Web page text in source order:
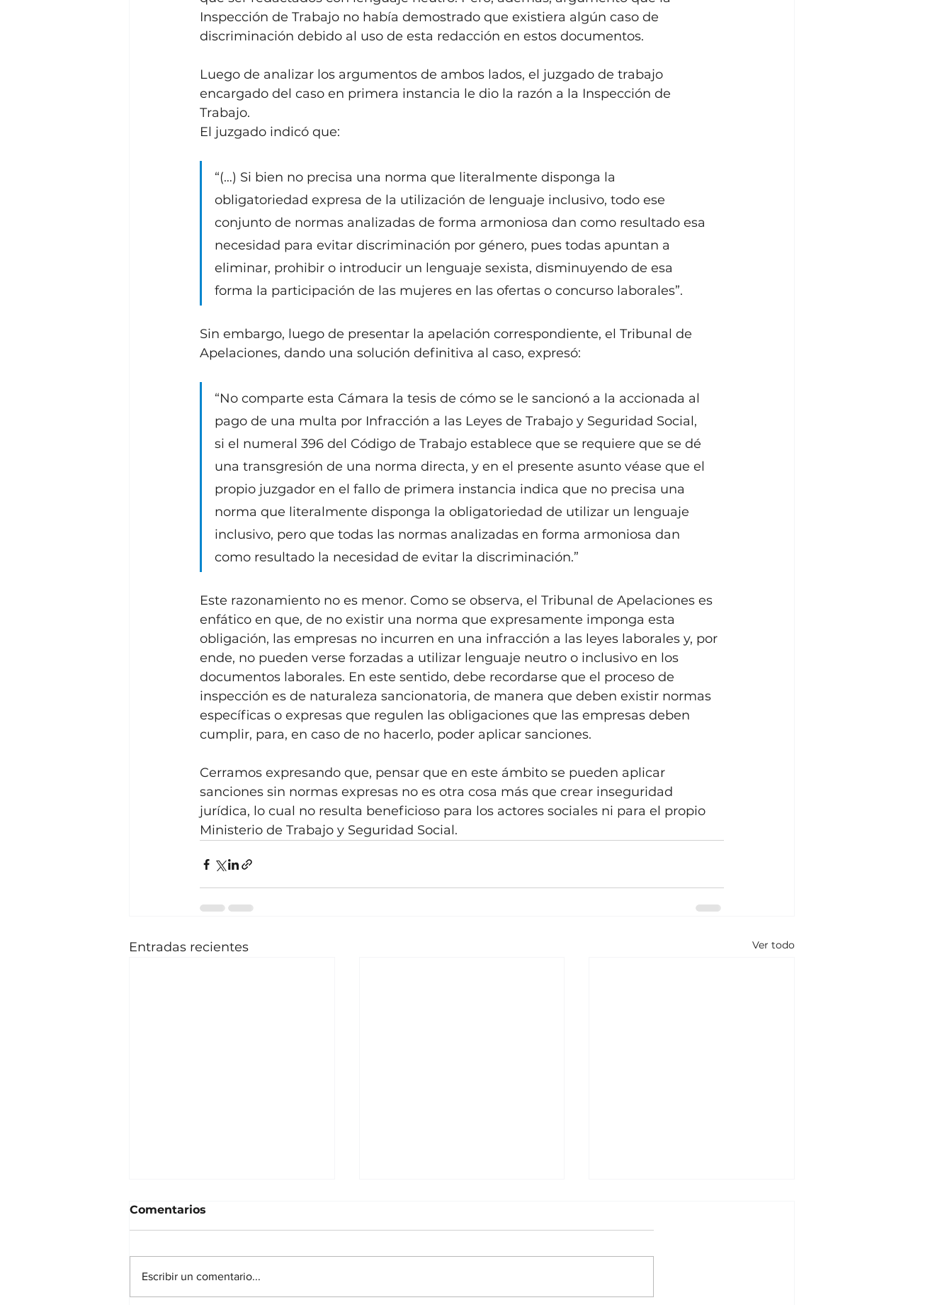
Inspección de Trabajo no había demostrado que existiera algún caso de
discriminación debido al uso de esta redacción en estos documentos.
Luego de analizar los argumentos de ambos lados, el juzgado de trabajo
encargado del caso en primera instancia le dio la razón a la Inspección de
Trabajo.
El juzgado indicó que:
“(…) Si bien no precisa una norma que literalmente disponga la
obligatoriedad expresa de la utilización de lenguaje inclusivo, todo ese
conjunto de normas analizadas de forma armoniosa dan como resultado esa
necesidad para evitar discriminación por género, pues todas apuntan a
eliminar, prohibir o introducir un lenguaje sexista, disminuyendo de esa
forma la participación de las mujeres en las ofertas o concurso laborales”.
Sin embargo, luego de presentar la apelación correspondiente, el Tribunal de
Apelaciones, dando una solución definitiva al caso, expresó:
“No comparte esta Cámara la tesis de cómo se le sancionó a la accionada al
pago de una multa por Infracción a las Leyes de Trabajo y Seguridad Social,
si el numeral 396 del Código de Trabajo establece que se requiere que se dé
una transgresión de una norma directa, y en el presente asunto véase que el
propio juzgador en el fallo de primera instancia indica que no precisa una
norma que literalmente disponga la obligatoriedad de utilizar un lenguaje
inclusivo, pero que todas las normas analizadas en forma armoniosa dan
como resultado la necesidad de evitar la discriminación.”
Este razonamiento no es menor. Como se observa, el Tribunal de Apelaciones es
enfático en que, de no existir una norma que expresamente imponga esta
obligación, las empresas no incurren en una infracción a las leyes laborales y, por
ende, no pueden verse forzadas a utilizar lenguaje neutro o inclusivo en los
documentos laborales. En este sentido, debe recordarse que el proceso de
inspección es de naturaleza sancionatoria, de manera que deben existir normas
específicas o expresas que regulen las obligaciones que las empresas deben
cumplir, para, en caso de no hacerlo, poder aplicar sanciones.
Cerramos expresando que, pensar que en este ámbito se pueden aplicar
sanciones sin normas expresas no es otra cosa más que crear inseguridad
jurídica, lo cual no resulta beneficioso para los actores sociales ni para el propio
Ministerio de Trabajo y Seguridad Social.
Entradas recientes Ver todo
Comentarios
Escribir un comentario...